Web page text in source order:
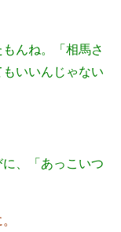
んね。「相馬さ
いいんじゃない
、「あっこいつ